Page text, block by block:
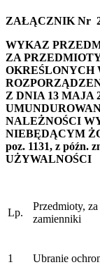
ZAŁĄCZNIK Nr
WYKAZ
ZA
OKREŚLONYCH
Z DNIA 13 MAJA
NALEŻNOŚCI
NIEBĘDĄCYM
poz. 1131, z późn.
UŻYWALNOŚCI
Lp.
Przedmioty,
zamienniki
1 Ubranie